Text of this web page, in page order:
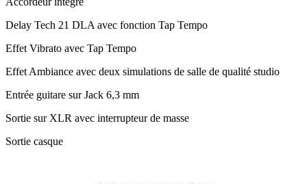
Delay Tech 21 DLA avec fonction Tap Tempo
Effet Vibrato avec Tap Tempo
Effet Ambiance avec deux simulations de salle de qualité studio
Entrée guitare sur Jack 6,3 mm
Sortie sur XLR avec interrupteur de masse
Sortie casque